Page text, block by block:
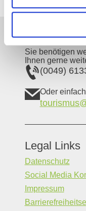
Unser
Sie benötigen
Ihnen gerne
(0049)
Oder
Legal Links
Datenschutz
Social Media
Impressum